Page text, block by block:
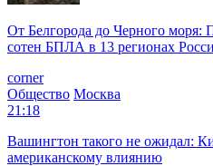
От Белгорода до Черного моря:
сотен БПЛА в 13 регионах
corner
Общество Москва
21:18
Вашингтон такого не ожидал:
американскому влиянию